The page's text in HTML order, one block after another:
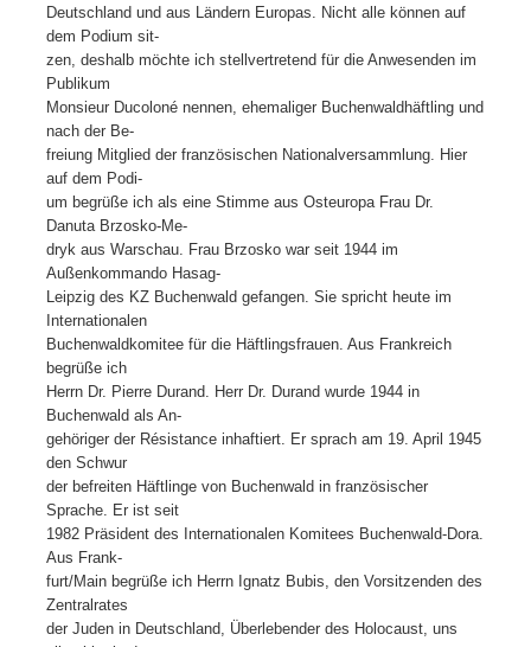
Deutschland und aus Ländern Europas. Nicht alle können auf
dem Podium sit-
zen, deshalb möchte ich stellvertretend für die Anwesenden im
Publikum
Monsieur Ducoloné nennen, ehemaliger Buchenwaldhäftling und
nach der Be-
freiung Mitglied der französischen Nationalversammlung. Hier
auf dem Podi-
um begrüße ich als eine Stimme aus Osteuropa Frau Dr.
Danuta Brzosko-Me-
dryk aus Warschau. Frau Brzosko war seit 1944 im
Außenkommando Hasag-
Leipzig des KZ Buchenwald gefangen. Sie spricht heute im
Internationalen
Buchenwaldkomitee für die Häftlingsfrauen. Aus Frankreich
begrüße ich
Herrn Dr. Pierre Durand. Herr Dr. Durand wurde 1944 in
Buchenwald als An-
gehöriger der Résistance inhaftiert. Er sprach am 19. April 1945
den Schwur
der befreiten Häftlinge von Buchenwald in französischer
Sprache. Er ist seit
1982 Präsident des Internationalen Komitees Buchenwald-Dora.
Aus Frank-
furt/Main begrüße ich Herrn Ignatz Bubis, den Vorsitzenden des
Zentralrates
der Juden in Deutschland, Überlebender des Holocaust, uns